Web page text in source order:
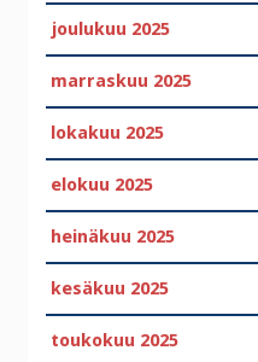
joulukuu 2025
marraskuu 2025
lokakuu 2025
elokuu 2025
heinäkuu 2025
kesäkuu 2025
toukokuu 2025